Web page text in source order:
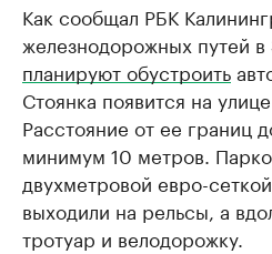
Как сообщал РБК
железнодорожных путей в
планируют обустроить
Стоянка появится на
Расстояние от ее границ
минимум 10 метров.
двухметровой евро-
выходили на рельсы, а
тротуар и велодорожку.